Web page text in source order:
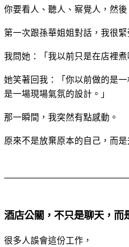
你要看人、聽人、察覺人，然後
第一次跟孫華姐姐對話，我很緊
我問她：「我以前只是在店裡煮
她笑著回我：「你以前做的是
是一場現場氣氛的設計。」
那一瞬間，我突然有點感動。
原來不是放棄原本的自己，而是
酒店公關，不只是聊天，而
很多人誤會這份工作，